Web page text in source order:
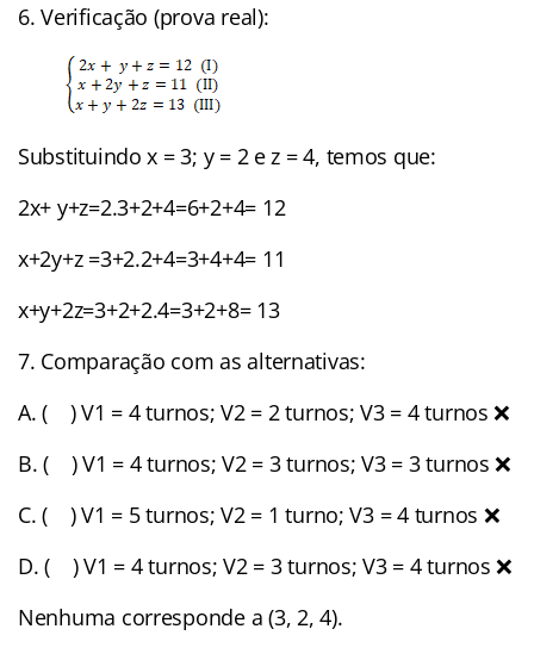
6. Verificação (prova real):
Substituindo x = 3; y = 2 e z = 4, temos que:
2x+ y+z=2.3+2+4=6+2+4= 12
x+2y+z =3+2.2+4=3+4+4= 11
x+y+2z=3+2+2.4=3+2+8= 13
7. Comparação com as alternativas:
A. ( ) V1 = 4 turnos; V2 = 2 turnos; V3 = 4 turnos ❌
B. ( ) V1 = 4 turnos; V2 = 3 turnos; V3 = 3 turnos ❌
C. ( ) V1 = 5 turnos; V2 = 1 turno; V3 = 4 turnos ❌
D. ( ) V1 = 4 turnos; V2 = 3 turnos; V3 = 4 turnos ❌
Nenhuma corresponde a (3, 2, 4).